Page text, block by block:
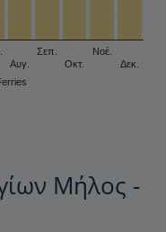
Αυγ.
Σεπ.
Οκτ.
Νοέ.
Δεκ.
Μήλος -